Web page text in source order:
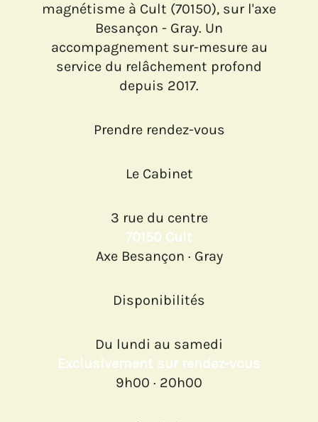
magnétisme à Cult (70150), sur l'axe
Besançon - Gray. Un
accompagnement sur-mesure au
service du relâchement profond
depuis 2017.
Prendre rendez-vous
Le Cabinet
3 rue du centre
70150 Cult
Axe Besançon · Gray
Disponibilités
Du lundi au samedi
Exclusivement sur rendez-vous
9h00 · 20h00